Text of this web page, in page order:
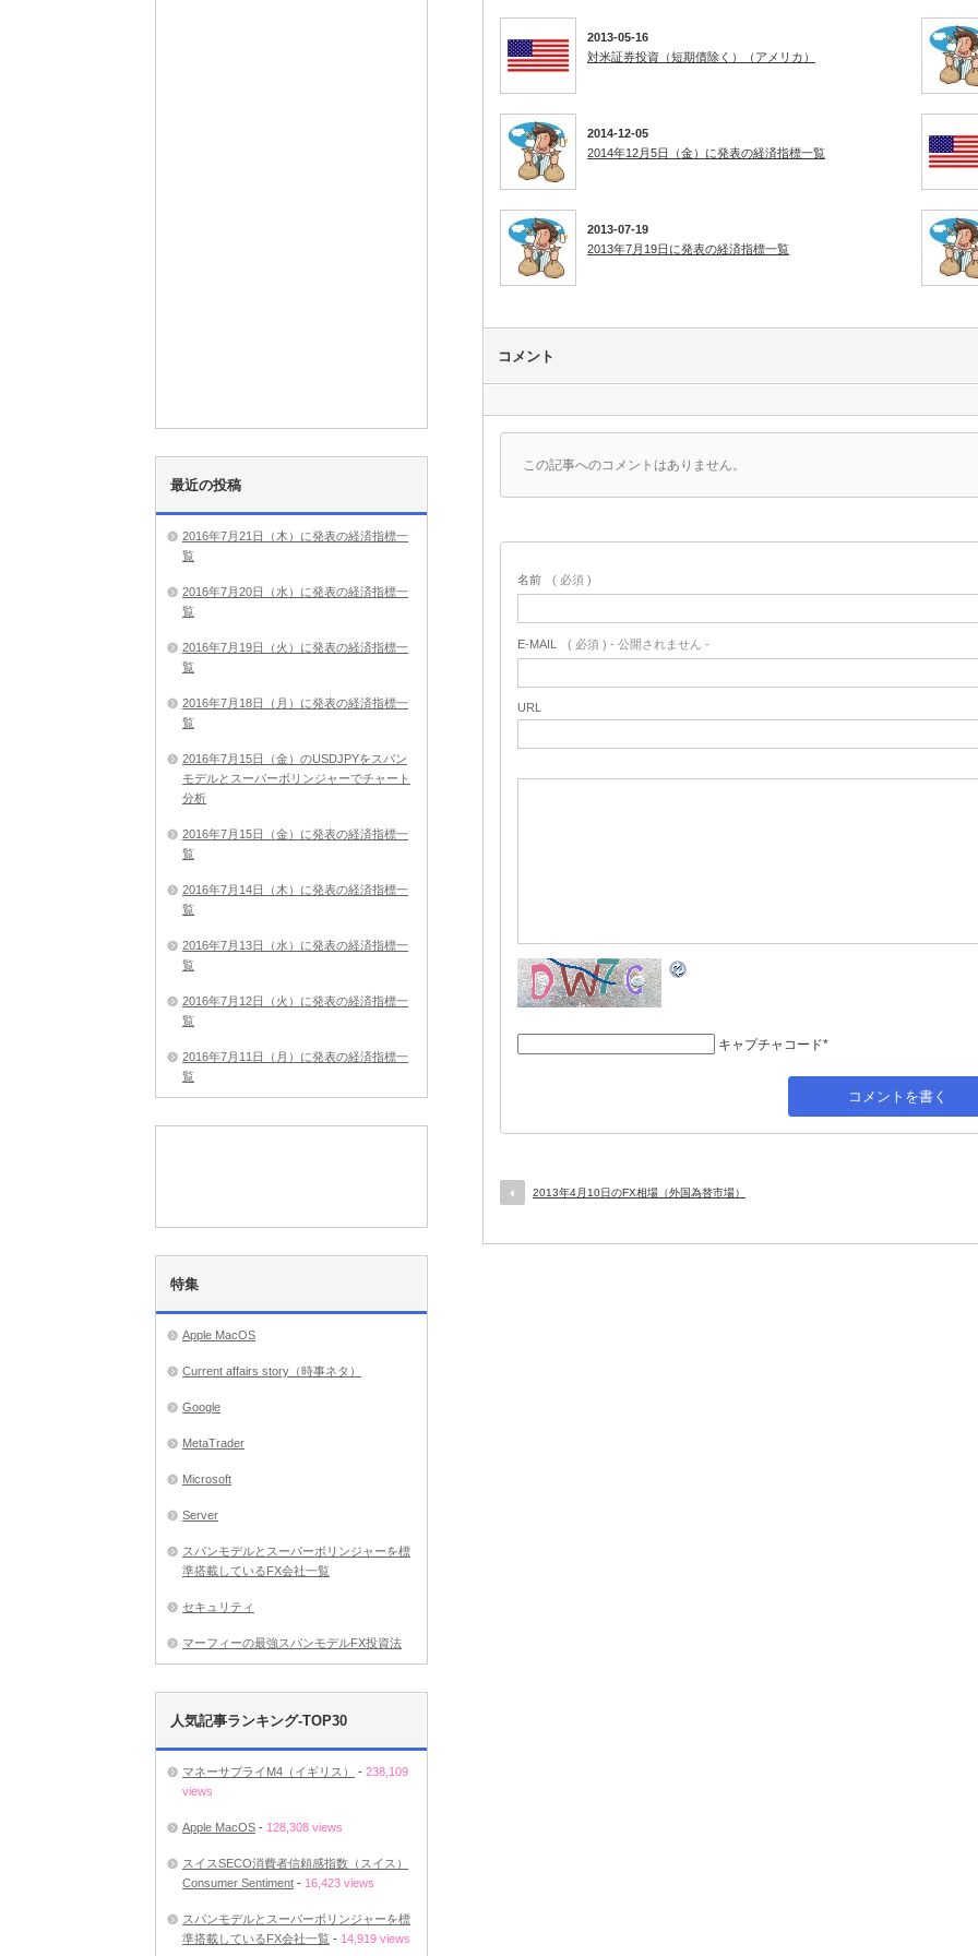
2013-05-16
対米証券投資（短期債除く）（アメリカ）
2014-12-05
2014年12月5日（金）に発表の経済指標一覧
2013-07-19
2013年7月19日に発表の経済指標一覧
コメント
この記事へのコメントはありません。
名前 ( 必須 )
E-MAIL ( 必須 ) - 公開されません -
URL
キャプチャコード*
2013年4月10日のFX相場（外国為替市場）
最近の投稿
2016年7月21日（木）に発表の経済指標一
覧
2016年7月20日（水）に発表の経済指標一
覧
2016年7月19日（火）に発表の経済指標一
覧
2016年7月18日（月）に発表の経済指標一
覧
2016年7月15日（金）のUSDJPYをスパン
モデルとスーパーボリンジャーでチャート
分析
2016年7月15日（金）に発表の経済指標一
覧
2016年7月14日（木）に発表の経済指標一
覧
2016年7月13日（水）に発表の経済指標一
覧
2016年7月12日（火）に発表の経済指標一
覧
2016年7月11日（月）に発表の経済指標一
覧
特集
Apple MacOS
Current affairs story（時事ネタ）
Google
MetaTrader
Microsoft
Server
スパンモデルとスーパーボリンジャーを標
準搭載しているFX会社一覧
セキュリティ
マーフィーの最強スパンモデルFX投資法
人気記事ランキング-TOP30
マネーサプライM4（イギリス） - 238,109
views
Apple MacOS - 128,308 views
スイスSECO消費者信頼感指数（スイス）
Consumer Sentiment - 16,423 views
スパンモデルとスーパーボリンジャーを標
準搭載しているFX会社一覧 - 14,919 views